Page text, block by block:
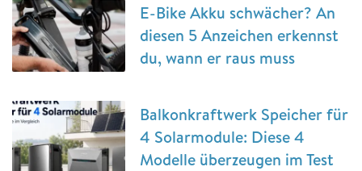
E-Bike Akku schwächer? An
diesen 5 Anzeichen erkennst
du, wann er raus muss
Balkonkraftwerk Speicher für
4 Solarmodule: Diese 4
Modelle überzeugen im Test